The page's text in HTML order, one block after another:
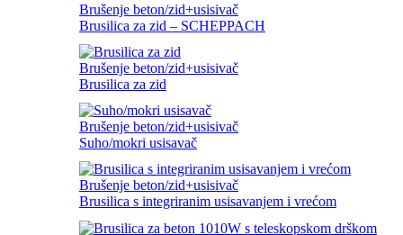
Brušenje beton/zid+usisivač
Brusilica za zid – SCHEPPACH
Brušenje beton/zid+usisivač
Brusilica za zid
Brušenje beton/zid+usisivač
Suho/mokri usisavač
Brušenje beton/zid+usisivač
Brusilica s integriranim usisavanjem i vrećom